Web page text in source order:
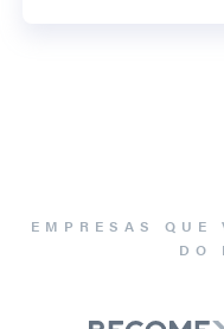
EMPRESAS QUE
DO